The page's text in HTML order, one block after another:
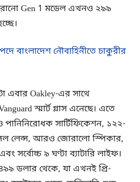
Gen 1 মডেল এখনও ২৯৯
বাংলাদেশ নৌবাহিনীতে চাকুরীর
এবার Oakley-এর সাথে
স্মার্ট গ্লাস এনেছে। এতে
সার্টিফিকেশন, ১২২-
লেন্স, আরও জোরালো স্পিকার,
সর্বোচ্চ ৯ ঘণ্টা ব্যাটারি লাইফ।
ডলার থেকে, যা এখনই প্রি-